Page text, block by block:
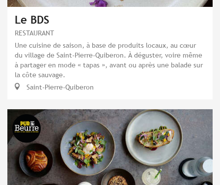
Le BDS
RESTAURANT
Une cuisine de saison, à base de produits locaux, au cœur
du village de Saint-Pierre-Quiberon. À déguster, voire même
à partager en mode « tapas », avant ou après une balade sur
la côte sauvage.
Saint-Pierre-Quiberon